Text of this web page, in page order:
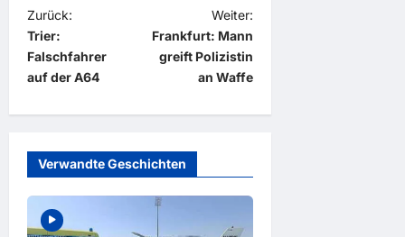
B
e
i
a
g
Zurück:
Trier:
Falschfahrer
auf der A64
Weiter:
Frankfurt: Mann
greift Polizistin
an Waffe
Verwandte Geschichten